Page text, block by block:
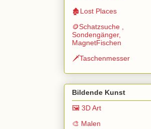
🏚️Lost Places
🪙Schatzsuche ,
Sondengänger,
MagnetFischen
🗡️Taschenmesser
Bildende Kunst
🖼️ 3D Art
🎨 Malen